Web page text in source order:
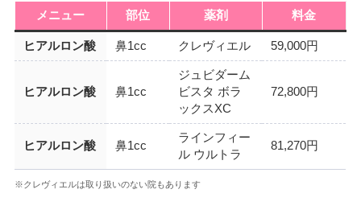
メニュー 部位 薬剤 料金
ヒアルロン酸 鼻1cc クレヴィエル 59,000円
ヒアルロン酸 鼻1cc
ジュビダーム
ビスタ ボラ
ックスXC
72,800円
ヒアルロン酸 鼻1cc
ラインフィー
ル ウルトラ
81,270円
※クレヴィエルは取り扱いのない院もあります